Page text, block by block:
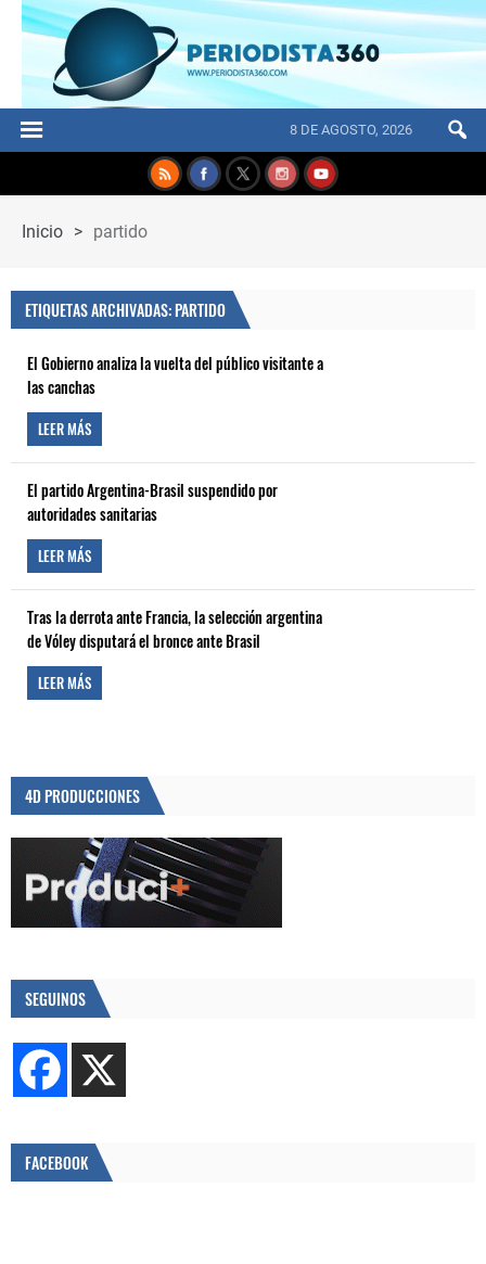
8 DE AGOSTO, 2026
Inicio > partido
ETIQUETAS ARCHIVADAS: PARTIDO
El Gobierno analiza la vuelta del público visitante a
las canchas
LEER MÁS
El partido Argentina-Brasil suspendido por
autoridades sanitarias
LEER MÁS
Tras la derrota ante Francia, la selección argentina
de Vóley disputará el bronce ante Brasil
LEER MÁS
4D PRODUCCIONES
SEGUINOS
FACEBOOK